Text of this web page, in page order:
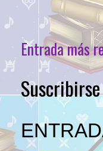
Entrada más